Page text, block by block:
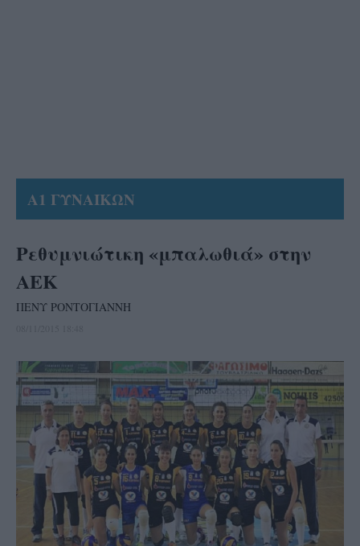
Α1 ΓΥΝΑΙΚΩΝ
Ρεθυμνιώτικη «μπαλωθιά» στην
ΑΕΚ
ΠΕΝΥ ΡΟΝΤΟΓΙΑΝΝΗ